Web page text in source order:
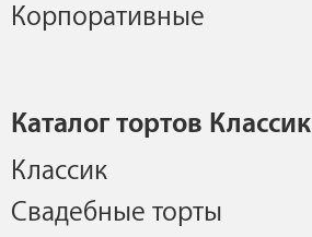
Корпоративные
Каталог тортов Классик
Классик
Свадебные торты